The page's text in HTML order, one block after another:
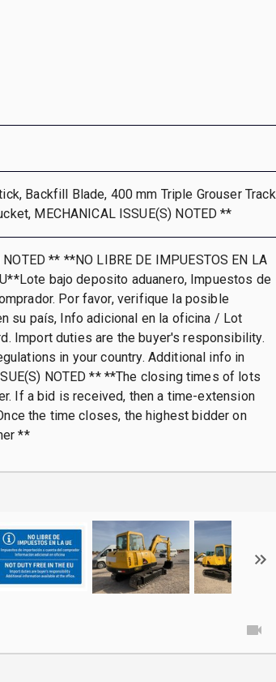
Backfill Blade, 400 mm Triple Grouser Track
MECHANICAL ISSUE(S) NOTED **
** **NO LIBRE DE IMPUESTOS EN LA
bajo deposito aduanero, Impuestos de
Por favor, verifique la posible
su país, Info adicional en la oficina / Lot
Import duties are the buyer's responsibility.
in your country. Additional info in
NOTED ** **The closing times of lots
If a bid is received, then a time-extension
the time closes, the highest bidder on
**